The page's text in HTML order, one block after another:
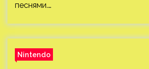
песнями.…
Nintendo